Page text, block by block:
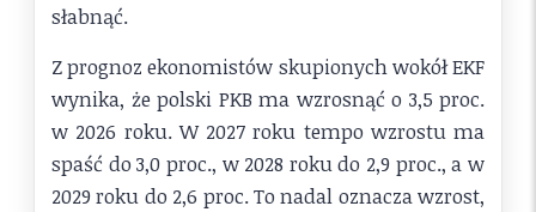
słabnąć.
Z prognoz ekonomistów skupionych wokół EKF
wynika, że polski PKB ma wzrosnąć o 3,5 proc.
w 2026 roku. W 2027 roku tempo wzrostu ma
spaść do 3,0 proc., w 2028 roku do 2,9 proc., a w
2029 roku do 2,6 proc. To nadal oznacza wzrost,